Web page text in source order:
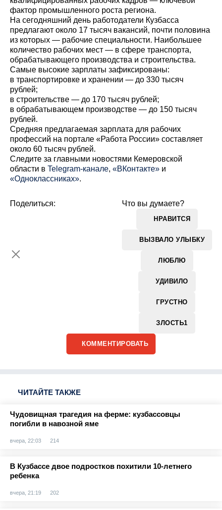
фактор промышленного роста региона.
На сегодняшний день работодатели Кузбасса
предлагают около 17 тысяч вакансий, почти половина
из которых — рабочие специальности. Наибольшее
количество рабочих мест — в сфере транспорта,
обрабатывающего производства и строительства.
Самые высокие зарплаты зафиксированы:
в транспортировке и хранении — до 330 тысяч
рублей;
в строительстве — до 170 тысяч рублей;
в обрабатывающем производстве — до 150 тысяч
рублей.
Средняя предлагаемая зарплата для рабочих
профессий на портале «Работа России» составляет
около 60 тысяч рублей.
Cледите за главными новостями Кемеровской
области в Telegram-канале, «ВКонтакте» и
«Одноклассниках».
Что вы думаете?
НРАВИТСЯ
ВЫЗВАЛО УЛЫБКУ
ЛЮБЛЮ
УДИВИЛО
ГРУСТНО
ЗЛОСТЬ1
Поделиться:
КОММЕНТИРОВАТЬ
ЧИТАЙТЕ ТАКЖЕ
Чудовищная трагедия на ферме: кузбассовцы
погибли в навозной яме
вчера, 22:03 214
В Кузбассе двое подростков похитили 10-летнего
ребенка
вчера, 21:19 202